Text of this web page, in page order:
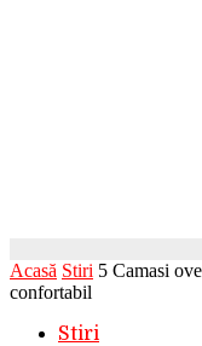
Acasă Stiri 5 Camasi
confortabil
Stiri